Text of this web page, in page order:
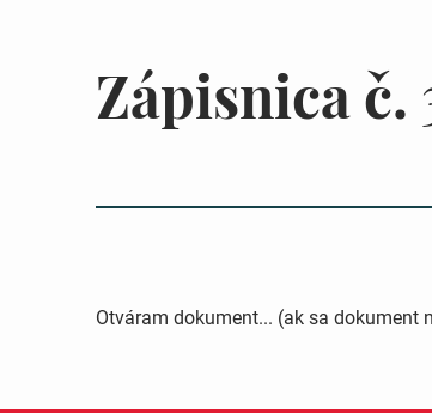
Zápisnica č.
Otváram dokument... (ak sa dokument